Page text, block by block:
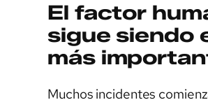
El factor
sigue siendo
más
Muchos incidentes